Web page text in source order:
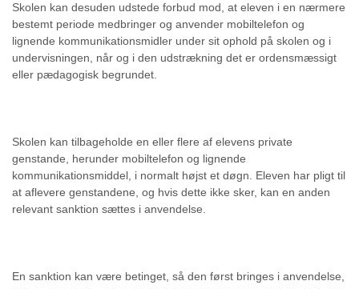
Skolen kan desuden udstede forbud mod, at eleven i en nærmere
bestemt periode medbringer og anvender mobiltelefon og
lignende kommunikationsmidler under sit ophold på skolen og i
undervisningen, når og i den udstrækning det er ordensmæssigt
eller pædagogisk begrundet.
Skolen kan tilbageholde en eller flere af elevens private
genstande, herunder mobiltelefon og lignende
kommunikationsmiddel, i normalt højst et døgn. Eleven har pligt til
at aflevere genstandene, og hvis dette ikke sker, kan en anden
relevant sanktion sættes i anvendelse.
En sanktion kan være betinget, så den først bringes i anvendelse,